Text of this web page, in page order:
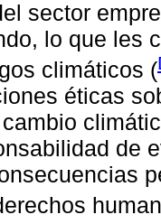
sector
lo que les
climáticos (
éticas
de